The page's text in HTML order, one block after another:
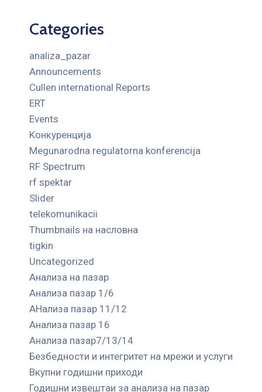
Categories
analiza_pazar
Announcements
Cullen international Reports
ERT
Events
Kонкуренција
Megunarodna regulatorna konferencija
RF Spectrum
rf spektar
Slider
telekomunikacii
Thumbnails на насловна
tigkin
Uncategorized
Анализа на пазар
Анализа пазар 1/6
АНализа пазар 11/12
Анализа пазар 16
Анализа пазар7/13/14
Безбедности и интегритет на мрежи и услуги
Вкупни годишни приходи
Годишни извештаи за анализа на пазар